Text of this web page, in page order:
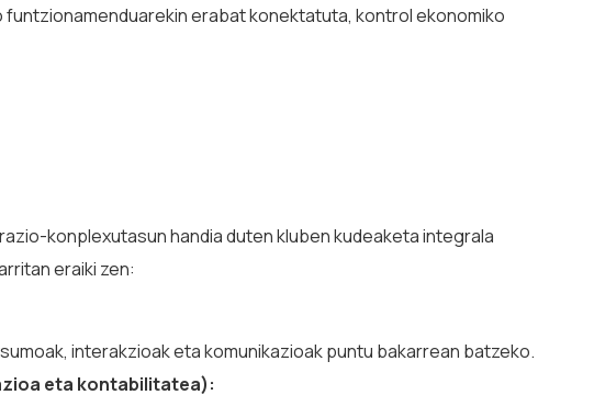
erabat konektatuta, kontrol ekonomiko
konplexutasun handia duten kluben kudeaketa integrala
eraiki zen:
interakzioak eta komunikazioak puntu bakarrean batzeko.
eta kontabilitatea):